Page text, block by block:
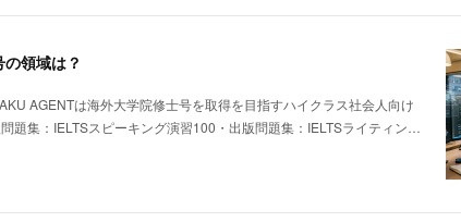
領域は？
AGENTは海外大学院修士号を取得を目指すハイクラス社会人向け
題集：IELTSスピーキング演習100・出版問題集：IELTSライティン…